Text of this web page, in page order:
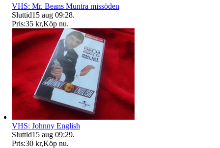
VHS: Mr. Beans Muntra missöden
Sluttid15 aug 09:28.
Pris:35 kr,Köp nu.
VHS: Johnny English
Sluttid15 aug 09:29.
Pris:30 kr,Köp nu.